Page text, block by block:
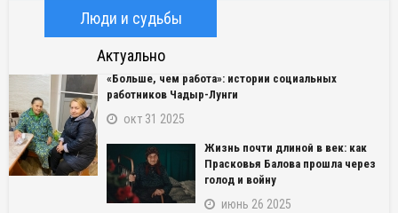
Люди и судьбы
Актуально
«Больше, чем работа»: истории социальных
работников Чадыр-Лунги
окт 31 2025
Жизнь почти длиной в век: как
Прасковья Балова прошла через
голод и войну
июнь 26 2025